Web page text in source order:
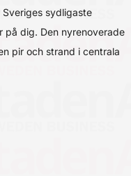
sydligaste
på dig. Den nyrenoverade
pir och strand i centrala